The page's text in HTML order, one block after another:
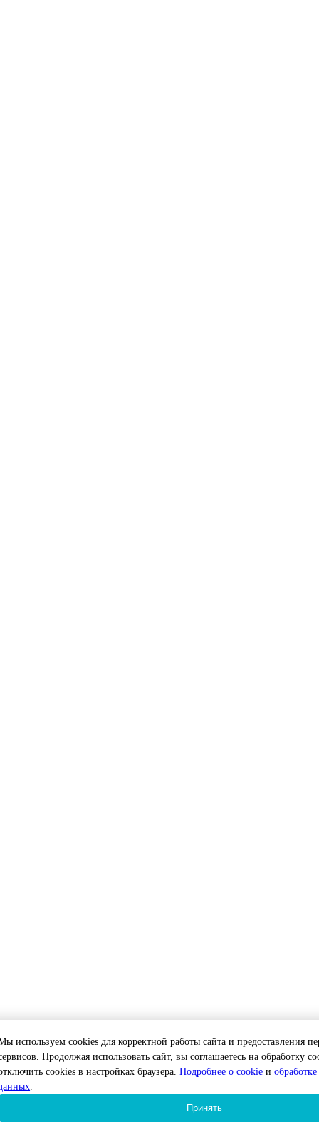
используем cookies для корректной работы сайта и предоставления
Продолжая использовать сайт, вы соглашаетесь на обработку
cookies в настройках браузера.Подробнее о cookie и
.
Принять